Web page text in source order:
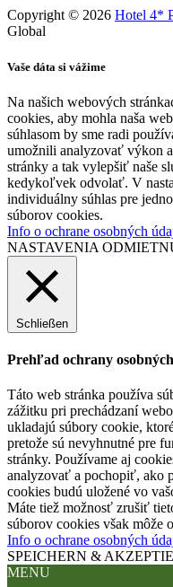
Copyright © 2026 Hotel 4*
Global
Vaše dáta si vážime
Na našich webových
cookies, aby mohla naša
súhlasom by sme radi
umožnili analyzovať výkon
stránky a tak vylepšiť naše
kedykoľvek odvolať. V
individuálny súhlas pre
súborov cookies.
Info o ochrane osobných
NASTAVENIA
Schließen
Prehľad ochrany
Táto web stránka používa
zážitku pri prechádzaní
ukladajú súbory cookie,
pretože sú nevyhnutné pre
stránky. Používame aj
analyzovať a pochopiť, ako
cookies budú uložené vo
Máte tiež možnosť zrušiť
súborov cookies však môže
Info o ochrane osobných
SPEICHERN &
MENU